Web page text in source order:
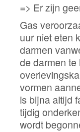
=> Er zijn
Gas
uur niet eten
darmen
de darmen
vormen
is bijna altijd
tijdig
wordt